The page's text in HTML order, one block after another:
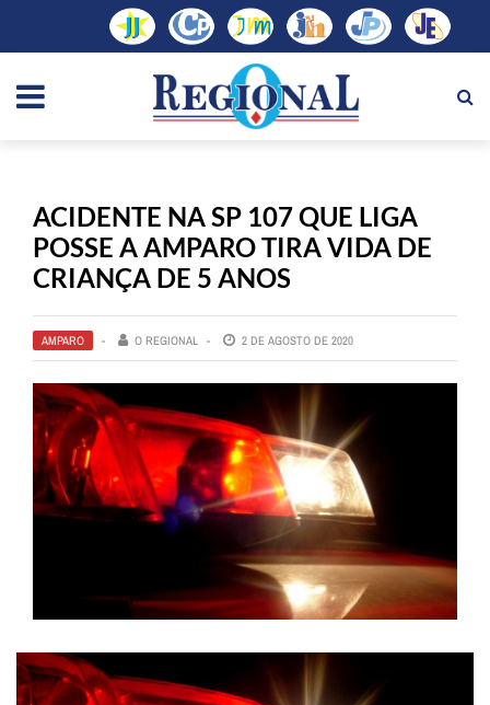
ACIDENTE NA SP 107 QUE LIGA
POSSE A AMPARO TIRA VIDA DE
CRIANÇA DE 5 ANOS
AMPARO O REGIONAL 2 DE AGOSTO DE 2020